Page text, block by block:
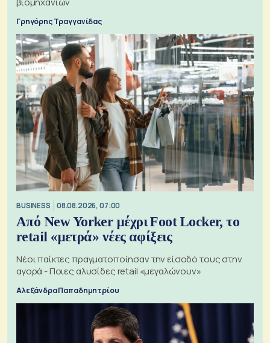
Γρηγόρης Τραγγανίδας
BUSINESS 08.08.2026, 07:00
Από New Yorker μέχρι Foot Locker, το
retail «μετρά» νέες αφίξεις
Νέοι παίκτες πραγματοποίησαν την είσοδό τους στην
αγορά - Ποιες αλυσίδες retail «μεγαλώνουν»
Αλεξάνδρα Παπαδημητρίου